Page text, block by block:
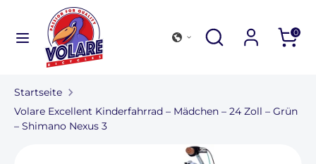
Suchen
SuchenDurchsuchen
Sie
unseren
Shop
0
SuchenDurchsuchen
unseren
Shop
Fahrradsammlung
Startseite
Volare Excellent Kinderfahrrad – Mädchen – 24 Zoll – Grün
– Shimano Nexus 3